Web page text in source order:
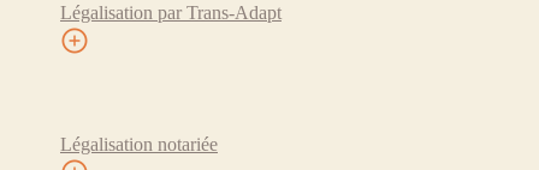
Légalisation par Trans-Adapt
Légalisation notariée